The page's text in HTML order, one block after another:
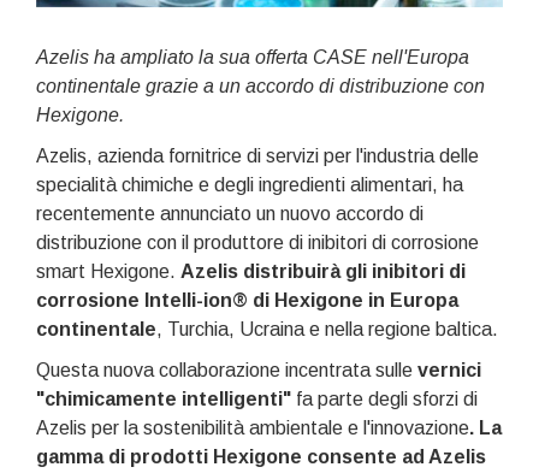
Azelis ha ampliato la sua offerta CASE nell'Europa
continentale grazie a un accordo di distribuzione con
Hexigone.
Azelis, azienda fornitrice di servizi per l'industria delle
specialità chimiche e degli ingredienti alimentari, ha
recentemente annunciato un nuovo accordo di
distribuzione con il produttore di inibitori di corrosione
smart Hexigone. Azelis distribuirà gli inibitori di
corrosione Intelli-ion® di Hexigone in Europa
continentale, Turchia, Ucraina e nella regione baltica.
Questa nuova collaborazione incentrata sulle vernici
"chimicamente intelligenti" fa parte degli sforzi di
Azelis per la sostenibilità ambientale e l'innovazione. La
gamma di prodotti Hexigone consente ad Azelis